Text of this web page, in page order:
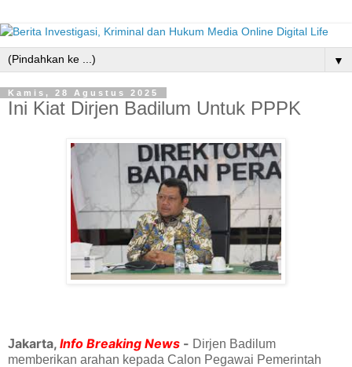
▼
Kamis, 28 Agustus 2025
Ini Kiat Dirjen Badilum Untuk PPPK
Jakarta, Info Breaking News - Dirjen Badilum
memberikan arahan kepada Calon Pegawai Pemerintah